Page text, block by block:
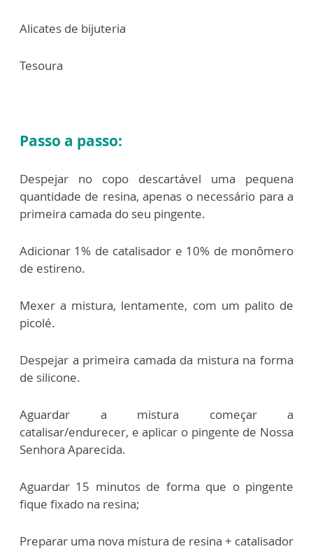
Alicates de bijuteria
Tesoura
Passo a passo:
Despejar no copo descartável uma pequena
quantidade de resina, apenas o necessário para a
primeira camada do seu pingente.
Adicionar 1% de catalisador e 10% de monômero
de estireno.
Mexer a mistura, lentamente, com um palito de
picolé.
Despejar a primeira camada da mistura na forma
de silicone.
Aguardar a mistura começar a
catalisar/endurecer, e aplicar o pingente de Nossa
Senhora Aparecida.
Aguardar 15 minutos de forma que o pingente
fique fixado na resina;
Preparar uma nova mistura de resina + catalisador